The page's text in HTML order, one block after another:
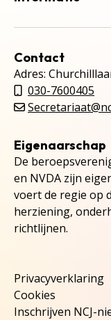
Contact
Adres:
030-7600405
Eigenaarschap
De
en NVDA zijn
voert de regie op
herziening,
richtlijnen.
Privacyverklaring
Cookies
Inschrijven NCJ-